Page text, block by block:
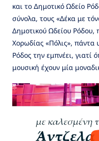
και το Δημοτικό Ωδείο
σύνολα, τους «Δέκα με
Δημοτικού Ωδείου Ρόδου,
Χορωδίας «Πόλις», πάντα
Ρόδος την εμπνέει, γιατί
μουσική έχουν μία